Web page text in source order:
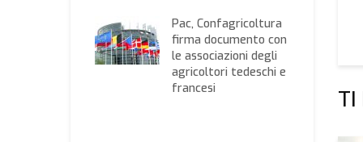
TI
Pac, Confagricoltura
firma documento con
le associazioni degli
agricoltori tedeschi e
francesi